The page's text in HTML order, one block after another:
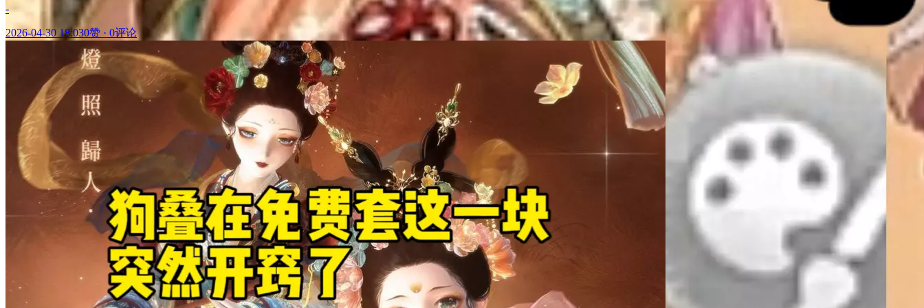
-
2026-04-30 18:030赞 · 0评论